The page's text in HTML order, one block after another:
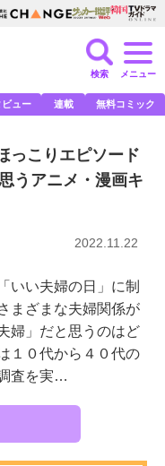
検索 メニュー
ビュー 連載 無料コミック
っこりエピソード
うアニメ・漫画キ
2022.11.22
いい夫婦の日」に制
まざまな夫婦関係が
婦」だと思うのはど
１０代から４０代の
査を実…